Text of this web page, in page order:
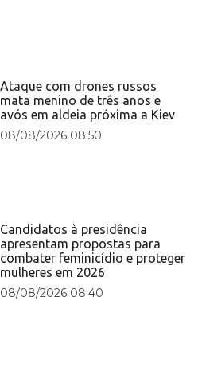
Ataque com drones russos
mata menino de três anos e
avós em aldeia próxima a Kiev
08/08/2026 08:50
Candidatos à presidência
apresentam propostas para
combater feminicídio e proteger
mulheres em 2026
08/08/2026 08:40